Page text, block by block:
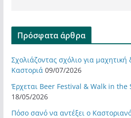
Πρόσφατα άρθρα
Σχολιάζοντας σχόλιο για
Καστοριά 09/07/2026
Έρχεται Beer Festival & Walk in the
18/05/2026
Πόσο σανό να αντέξει ο